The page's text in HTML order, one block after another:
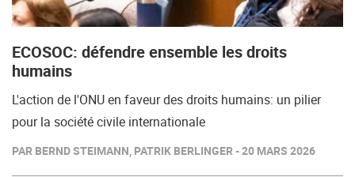
ECOSOC: défendre ensemble les droits
humains
L'action de l'ONU en faveur des droits humains: un pilier
pour la société civile internationale
PAR BERND STEIMANN, PATRIK BERLINGER - 20 MARS 2026